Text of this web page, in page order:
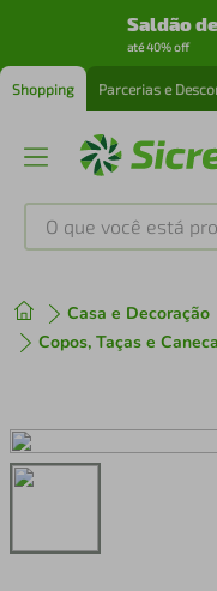
Saldão
até 40% off
Shopping Parcerias e
O que você está
Casa e Decoração
Copos, Taças e
1º tenis
3º